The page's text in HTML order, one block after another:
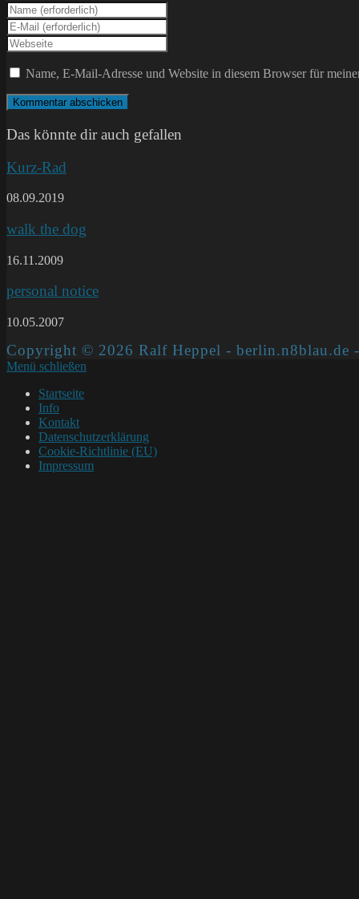
Gib
deinen
Namen
oder
Benutzernamen
zum
Kommentieren
ein
Gib
deine
E-
Mail-
Adresse
zum
Kommentieren
Gib
deine
Website-
ein
(optional)
Name, E-Mail-Adresse und Website in diesem Browser für
Das könnte dir auch gefallen
Kurz-Rad
08.09.2019
walk the dog
16.11.2009
personal notice
10.05.2007
Copyright © 2026 Ralf Heppel - berlin.n8blau.de
Menü schließen
Startseite
Info
Kontakt
Datenschutzerklärung
Cookie-Richtlinie (EU)
Impressum